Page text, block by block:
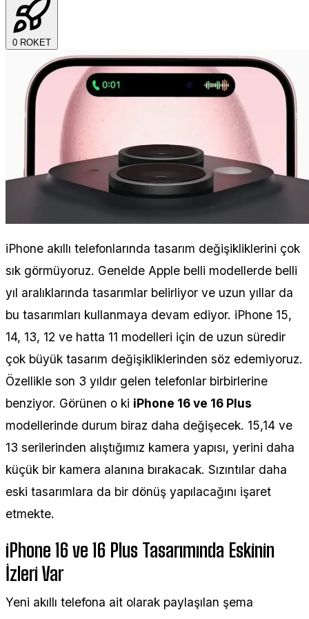
0 ROKET
iPhone akıllı telefonlarında tasarım değişikliklerini çok
sık görmüyoruz. Genelde Apple belli modellerde belli
yıl aralıklarında tasarımlar belirliyor ve uzun yıllar da
bu tasarımları kullanmaya devam ediyor. iPhone 15,
14, 13, 12 ve hatta 11 modelleri için de uzun süredir
çok büyük tasarım değişikliklerinden söz edemiyoruz.
Özellikle son 3 yıldır gelen telefonlar birbirlerine
benziyor. Görünen o ki iPhone 16 ve 16 Plus
modellerinde durum biraz daha değişecek. 15,14 ve
13 serilerinden alıştığımız kamera yapısı, yerini daha
küçük bir kamera alanına bırakacak. Sızıntılar daha
eski tasarımlara da bir dönüş yapılacağını işaret
etmekte.
iPhone 16 ve 16 Plus Tasarımında Eskinin
İzleri Var
Yeni akıllı telefona ait olarak paylaşılan şema